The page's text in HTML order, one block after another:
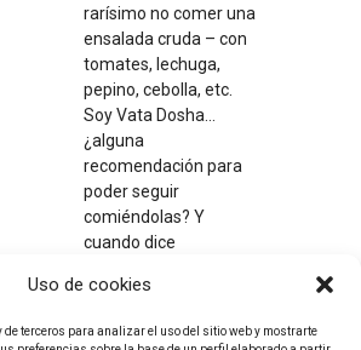
Uso de cookies
terceros para analizar el uso del sitio web y mostrarte
rarísimo no comer una
ensalada cruda – con
tomates, lechuga,
pepino, cebolla, etc.
Soy Vata Dosha…
¿alguna
recomendación para
poder seguir
comiéndolas? Y
cuando dice
con quinoa o mijo
refiere? Podemos